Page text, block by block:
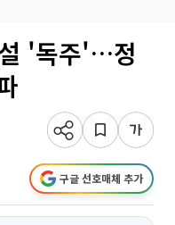
'독주'…정
구글 선호매체 추가